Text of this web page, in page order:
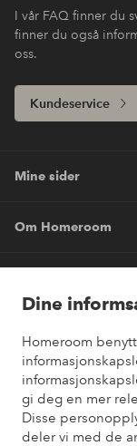
Dine
Homeroom
gi deg en mer
Disse
deler vi med de
I vår FAQ finner du
finner du også
oss.
Kundeservice
Mine sider
Om Homeroom
Venner